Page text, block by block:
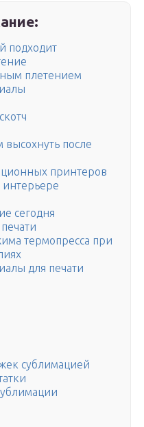
подходит
плетением
высохнуть после
принтеров
сегодня
термопресса при
для печати
сублимацией